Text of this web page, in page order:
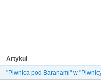
Artykuł
"Piwnica pod Baranami" w